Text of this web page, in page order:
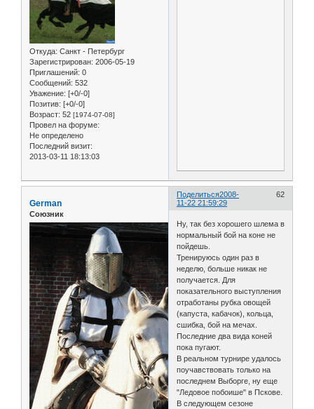
Откуда: Санкт - Петербург
Зарегистрирован: 2006-05-19
Приглашений: 0
Сообщений: 532
Уважение: [+0/-0]
Позитив: [+0/-0]
Возраст: 52 [1974-07-08]
Провел на форуме:
Не определено
Последний визит:
2013-03-11 18:13:03
Поделиться 62
2008-
11-22 21:59:29
German
Союзник
Ну, так без хорошего шлема в
нормальный бой на коне не
пойдешь.
Тренируюсь один раз в
неделю, больше никак не
получается. Для
показательного выступления
отработаны рубка овощей
(капуста, кабачок), кольца,
сшибка, бой на мечах.
Последние два вида коней
пока пугают.
В реальном турнире удалось
поучавствовать только на
последнем Выборге, ну еще
"Ледовое побоише" в Пскове.
В следующем сезоне